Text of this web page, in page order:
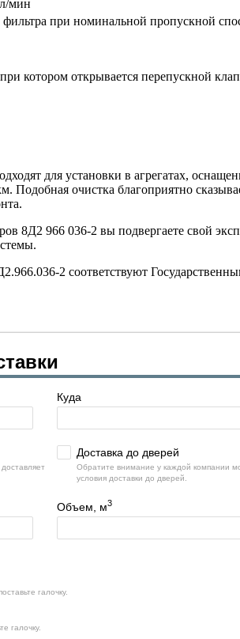
мин
фильтра при номинальной пропускной
котором открывается перепускной
для установки в агрегатах,
Подобная очистка благоприятно
8Д2 966 036-2 вы подвергаете свой
2 соответствуют
Куда
Доставка до дверей
Обратите внимание у каждой компании
условия доставки до дверей.
Объем, м3
галочку.
галочку.